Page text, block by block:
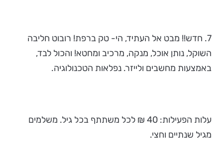
7. חדש!! מבט אל העתיד, הי- טק ברפת! רובוט חליבה
השוקל, נותן אוכל, מנקה, מרכיב ומחטא! והכול לבד,
באמצעות מחשבים ולייזר. נפלאות הטכנולוגיה.
עלות הפעילות: 40 ₪ לכל משתתף בכל גיל. משלמים
מגיל שנתיים וחצי.